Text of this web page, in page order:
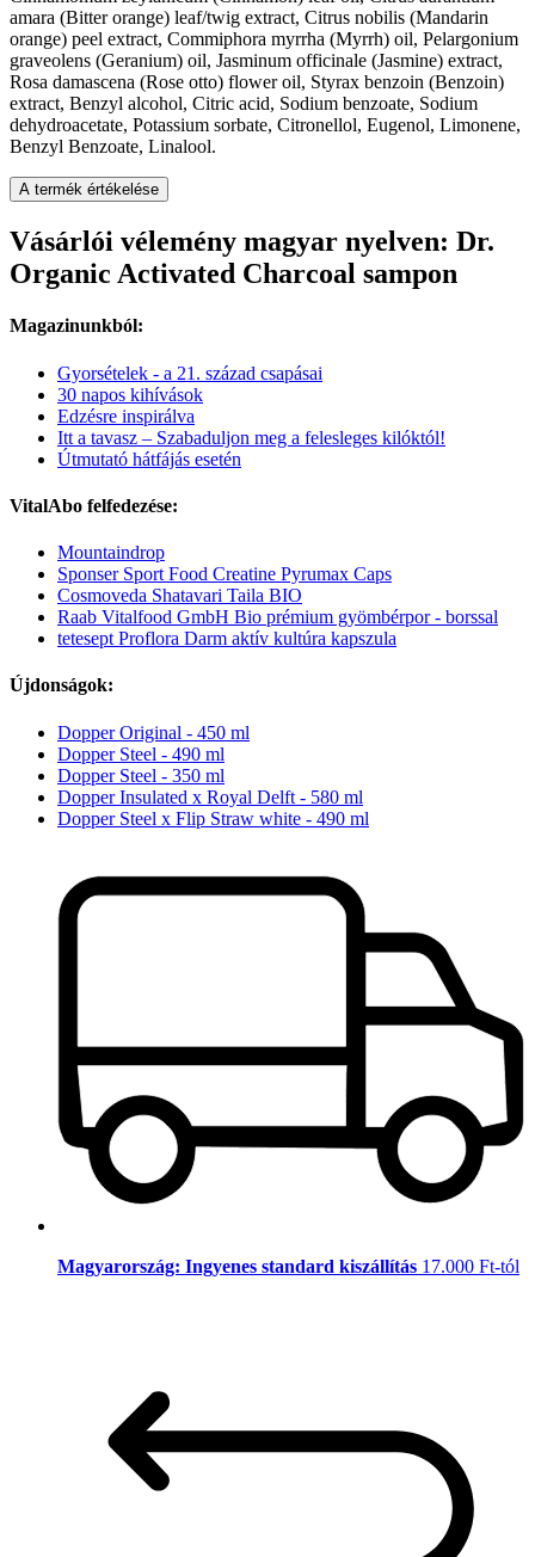
amara (Bitter orange) leaf/twig extract, Citrus nobilis (Mandarin
orange) peel extract, Commiphora myrrha (Myrrh) oil, Pelargonium
graveolens (Geranium) oil, Jasminum officinale (Jasmine) extract,
Rosa damascena (Rose otto) flower oil, Styrax benzoin (Benzoin)
extract, Benzyl alcohol, Citric acid, Sodium benzoate, Sodium
dehydroacetate, Potassium sorbate, Citronellol, Eugenol, Limonene,
Benzyl Benzoate, Linalool.
A termék értékelése
Vásárlói vélemény magyar nyelven: Dr.
Organic Activated Charcoal sampon
Magazinunkból:
Gyorsételek - a 21. század csapásai
30 napos kihívások
Edzésre inspirálva
Itt a tavasz – Szabaduljon meg a felesleges kilóktól!
Útmutató hátfájás esetén
VitalAbo felfedezése:
Mountaindrop
Sponser Sport Food Creatine Pyrumax Caps
Cosmoveda Shatavari Taila BIO
Raab Vitalfood GmbH Bio prémium gyömbérpor - borssal
tetesept Proflora Darm aktív kultúra kapszula
Újdonságok:
Dopper Original - 450 ml
Dopper Steel - 490 ml
Dopper Steel - 350 ml
Dopper Insulated x Royal Delft - 580 ml
Dopper Steel x Flip Straw white - 490 ml
Magyarország: Ingyenes standard kiszállítás 17.000 Ft-tól